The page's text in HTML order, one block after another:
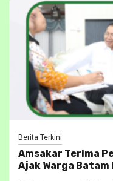
Berita Terkini
Amsakar Terima
Ajak Warga